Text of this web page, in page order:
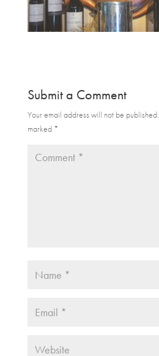
Submit a Comment
Your email address will not be published.
marked *